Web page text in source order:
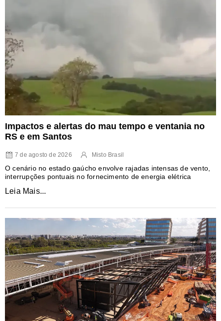
Impactos e alertas do mau tempo e ventania no
RS e em Santos
7 de agosto de 2026 Misto Brasil
O cenário no estado gaúcho envolve rajadas intensas de vento,
interrupções pontuais no fornecimento de energia elétrica
Leia Mais...